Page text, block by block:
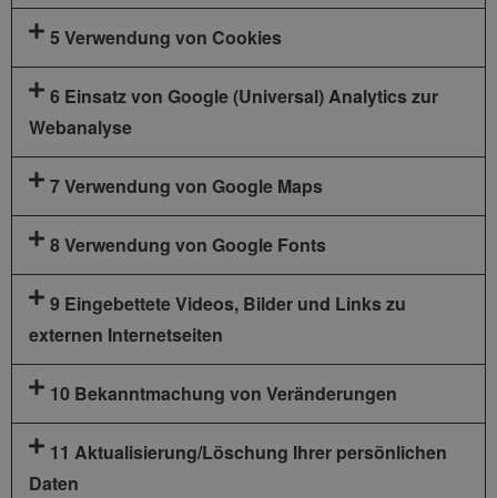
5 Verwendung von Cookies
6 Einsatz von Google (Universal) Analytics zur
Webanalyse
7 Verwendung von Google Maps
8 Verwendung von Google Fonts
9 Eingebettete Videos, Bilder und Links zu
externen Internetseiten
10 Bekanntmachung von Veränderungen
11 Aktualisierung/Löschung Ihrer persönlichen
Daten